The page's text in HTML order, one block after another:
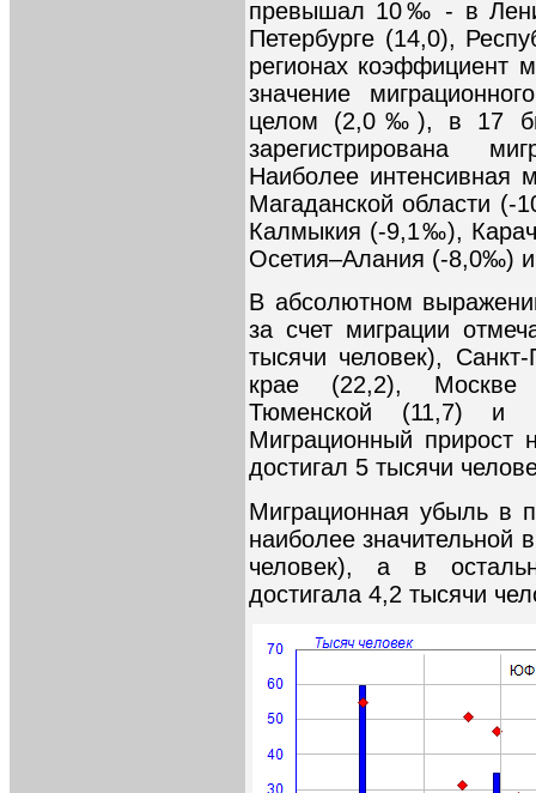
превышал 10‰ - в
Петербурге (14,0),
регионах коэффициент
значение
целом (2,0‰), в 17
зарегистрирована
Наиболее интенсивная
Магаданской области
Калмыкия (-9,1‰),
Осетия–Алания (-8,0‰)
В абсолютном
за счет миграции
тысячи человек),
крае (22,2), Москве
Тюменской (11,7) и
Миграционный прирост
достигал 5 тысячи
Миграционная убыль в
наиболее значительной
человек), а в
достигала 4,2 тысячи